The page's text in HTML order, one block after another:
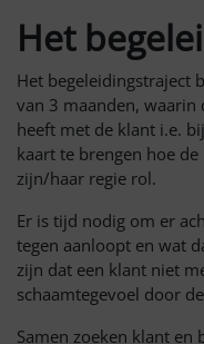
Het
Het begeleidingstraject
van 3 maanden, waarin
heeft met de klant i.e.
kaart te brengen hoe
zijn/haar regie rol.
Er is tijd nodig om er
tegen aanloopt en wat
zijn dat een klant niet
schaamtegevoel door
Samen zoeken klant en